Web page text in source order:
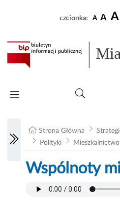
czcionka: A A A
Strona Główna
Polityki
Mieszkalnictwo
Wspólnoty